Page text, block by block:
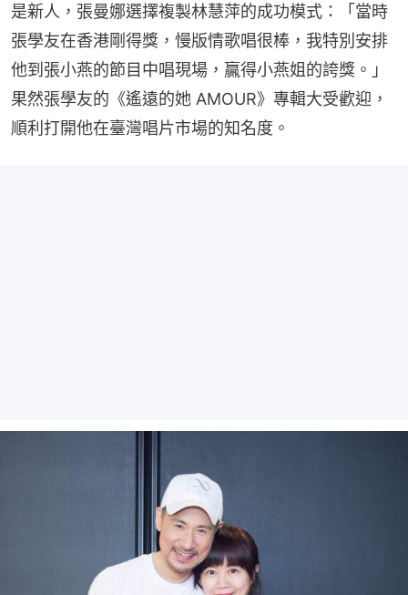
是新人，張曼娜選擇複製林慧萍的成功模式：「當時
張學友在香港剛得獎，慢版情歌唱很棒，我特別安排
他到張小燕的節目中唱現場，贏得小燕姐的誇獎。」
果然張學友的《遙遠的她 AMOUR》專輯大受歡迎，
順利打開他在臺灣唱片市場的知名度。